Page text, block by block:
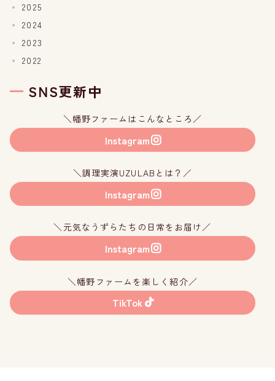
2025
2024
2023
2022
SNS更新中
＼幡野ファームはこんなところ／
Instagram
＼調理実演UZULABとは？／
Instagram
＼元気なうずらたちの日常をお届け／
Instagram
＼幡野ファームを楽しく紹介／
TikTok